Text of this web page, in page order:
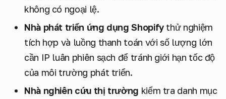
không có ngoại lệ.
Nhà phát triển ứng dụng Shopifythử nghiệm
tích hợp và luồng thanh toán với số lượng lớn
cần IP luân phiên sạch để tránh giới hạn tốc độ
của môi trường phát triển.
Nhà nghiên cứu thị trường kiểm tra danh mục